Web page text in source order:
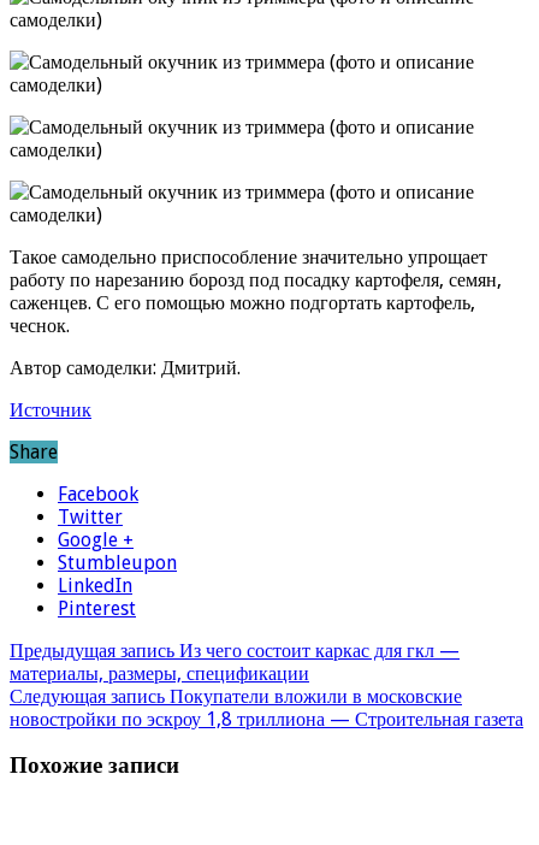
Такое самодельно приспособление значительно упрощает
работу по нарезанию борозд под посадку картофеля, семян,
саженцев. С его помощью можно подгортать картофель,
чеснок.
Автор самоделки: Дмитрий.
Источник
Share
Facebook
Twitter
Google +
Stumbleupon
LinkedIn
Pinterest
Предыдущая запись Из чего состоит каркас для гкл —
материалы, размеры, спецификации
Следующая запись Покупатели вложили в московские
новостройки по эскроу 1,8 триллиона — Строительная газета
Похожие записи